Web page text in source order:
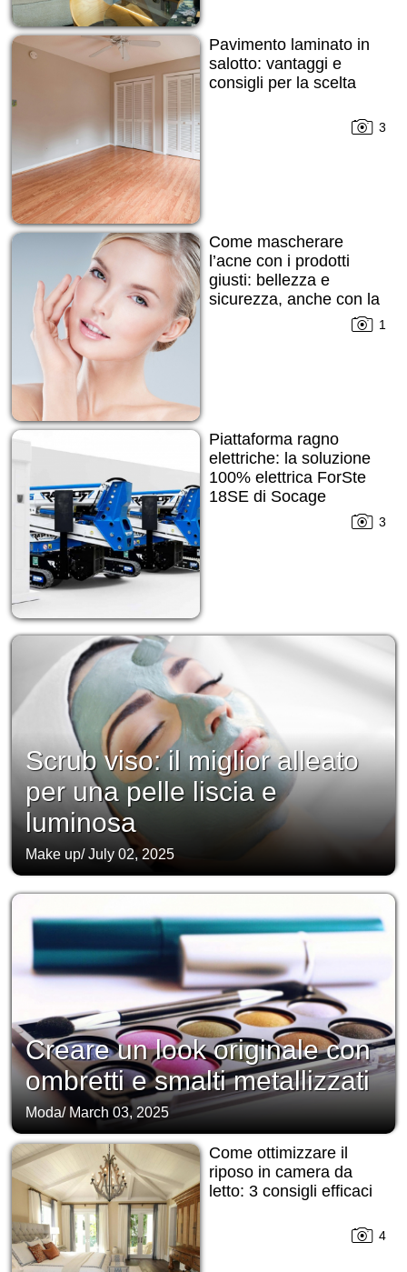
Pavimento laminato in
salotto: vantaggi e
consigli per la scelta
3
Come mascherare
l’acne con i prodotti
giusti: bellezza e
sicurezza, anche con la
1
Piattaforma ragno
elettriche: la soluzione
100% elettrica ForSte
18SE di Socage
3
Scrub viso: il miglior alleato
per una pelle liscia e
luminosa
Make up/July 02, 2025
Creare un look originale con
ombretti e smalti metallizzati
Moda/ March 03, 2025
Come ottimizzare il
riposo in camera da
letto: 3 consigli efficaci
4